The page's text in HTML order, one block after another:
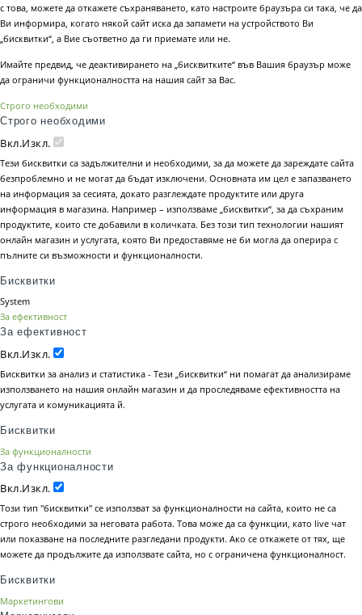
с това, можете да откажете съхраняването, като настроите браузъра си така, че да
Ви информира, когато някой сайт иска да запамети на устройството Ви
„бисквитки“, а Вие съответно да ги приемате или не.
Имайте предвид, че деактивирането на „бисквитките“ във Вашия браузър може
да ограничи функционалността на нашия сайт за Вас.
Строго необходими
Строго необходими
Вкл.Изкл.
Тези бисквитки са задължителни и необходими, за да можете да зареждате сайта
безпроблемно и не могат да бъдат изключени. Основната им цел е запазването
на информация за сесията, докато разглеждате продуктите или друга
информация в магазина. Например – използваме „бисквитки“, за да съхраним
продуктите, които сте добавили в количката. Без този тип технологии нашият
онлайн магазин и услугата, която Ви предоставяме не би могла да оперира с
пълните си възможности и функционалности.
Бисквитки
System
За ефективност
За ефективност
Вкл.Изкл.
Бисквитки за анализ и статистика - Тези „бисквитки“ ни помагат да анализираме
използването на нашия онлайн магазин и да проследяваме ефективността на
услугата и комуникацията й.
Бисквитки
За функционалности
За функционалности
Вкл.Изкл.
Този тип "бисквитки" се използват за функционалности на сайта, които не са
строго необходими за неговата работа. Това може да са функции, като live чат
или показване на последните разгледани продукти. Ако се откажете от тях, ще
можете да продължите да използвате сайта, но с ограничена функционалност.
Бисквитки
Маркетингови